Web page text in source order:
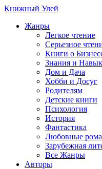
Книжный Улей
Жанры
Легкое чтение
Серьезное
Книги о
Знания и
Дом и Дача
Хобби и Досуг
Родителям
Детские книги
Психология
История
Фантастика
Любовные
Зарубежная
Все Жанры
Авторы